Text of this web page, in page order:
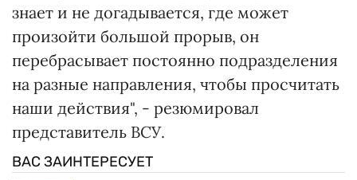
знает и не догадывается, где может
произойти большой прорыв, он
перебрасывает постоянно подразделения
на разные направления, чтобы просчитать
наши действия", - резюмировал
представитель ВСУ.
ВАС ЗАИНТЕРЕСУЕТ